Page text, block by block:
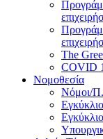
The
COVID
Νομοθεσία
Νόμοι/